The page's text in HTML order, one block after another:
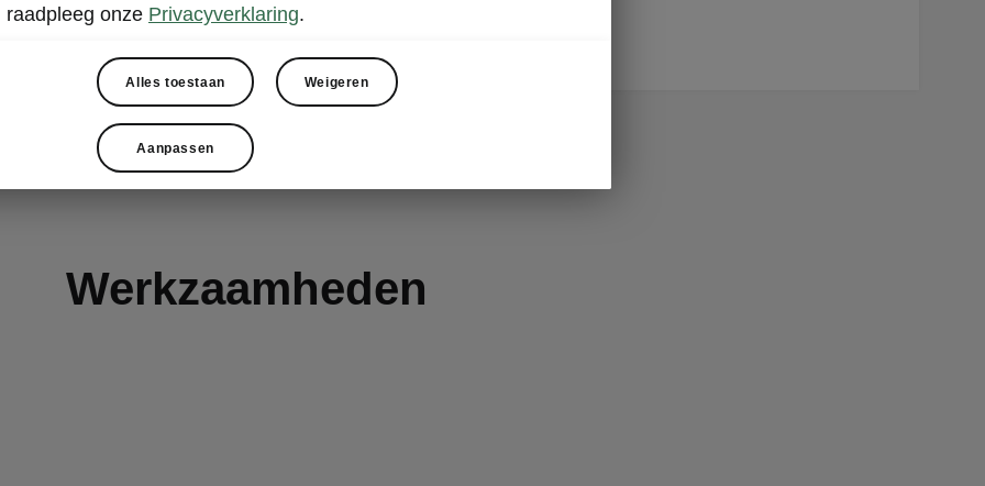
in topconditie.
Maak een afspraak
Werkzaamheden
raadpleeg onze Privacyverklaring.
Alles toestaan Weigeren
Aanpassen